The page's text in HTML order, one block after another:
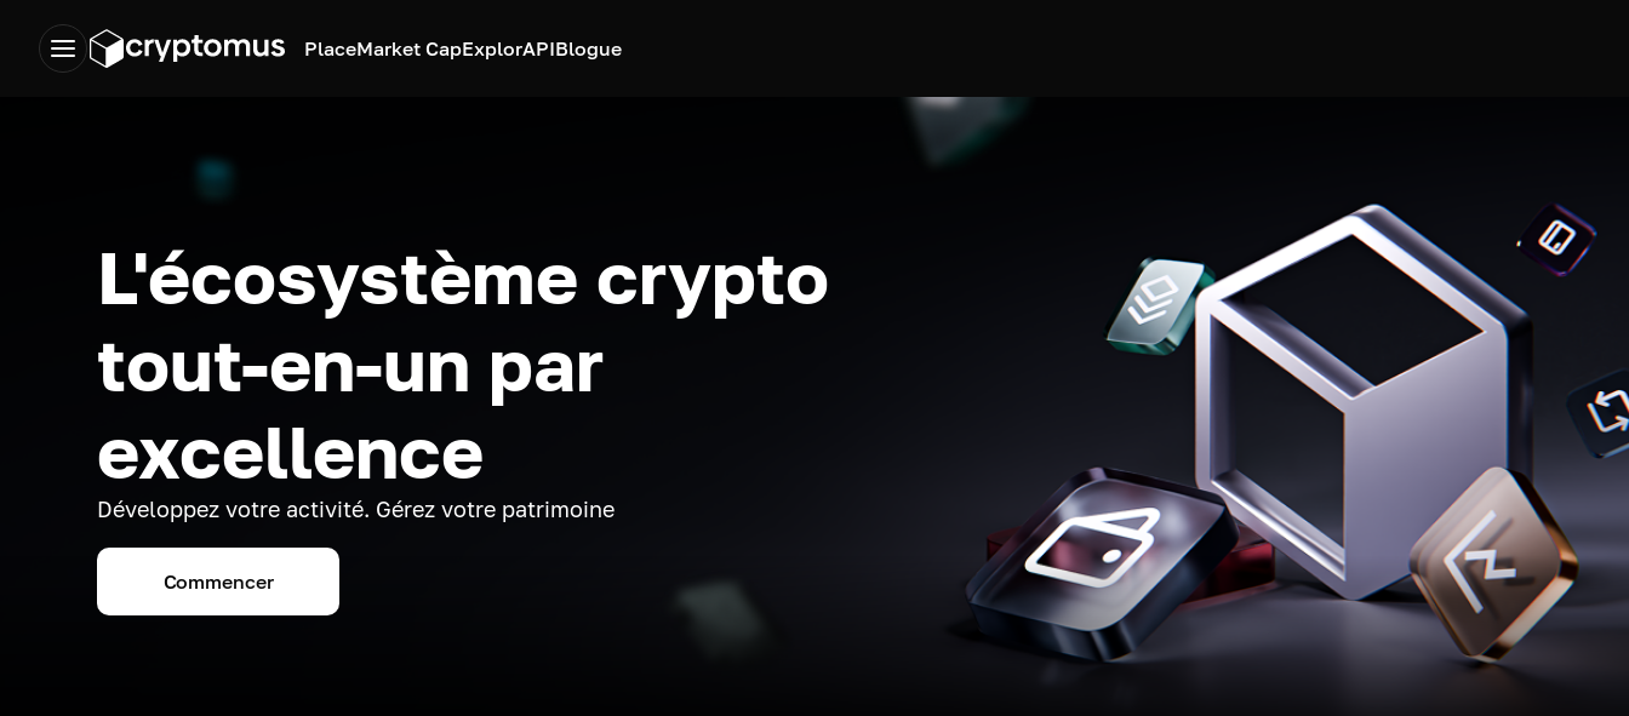
PlaceMarket CapExplorAPIBlogue
L'écosystème crypto
tout-en-un par
excellence
Développez votre activité. Gérez votre patrimoine
Commencer